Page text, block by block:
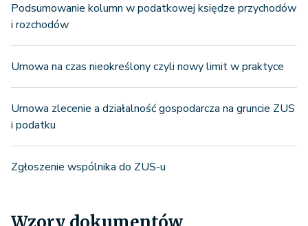
Podsumowanie kolumn w podatkowej księdze przychodów
i rozchodów
Umowa na czas nieokreślony czyli nowy limit w praktyce
Umowa zlecenie a działalność gospodarcza na gruncie ZUS
i podatku
Zgłoszenie wspólnika do ZUS-u